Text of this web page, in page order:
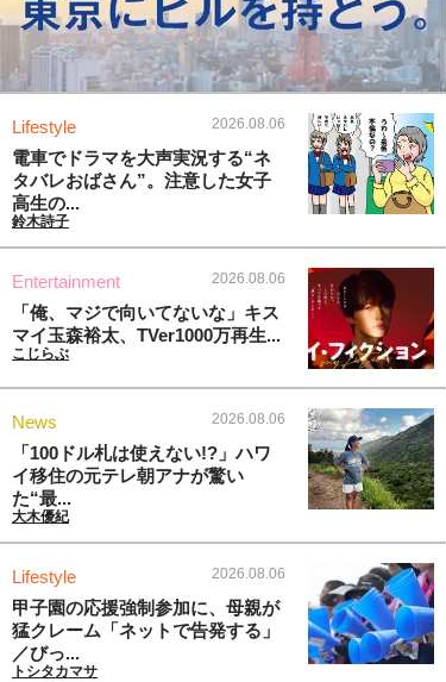
Lifestyle 2026.08.06
電車でドラマを大声実況する“ネ
タバレおばさん”。注意した女子
高生の...
鈴木詩子
Entertainment 2026.08.06
「俺、マジで向いてないな」キス
マイ玉森裕太、TVer1000万再生...
こじらぶ
News 2026.08.06
「100ドル札は使えない!?」ハワ
イ移住の元テレ朝アナが驚い
た“最...
大木優紀
Lifestyle 2026.08.06
甲子園の応援強制参加に、母親が
猛クレーム「ネットで告発する」
／びっ...
トシタカマサ